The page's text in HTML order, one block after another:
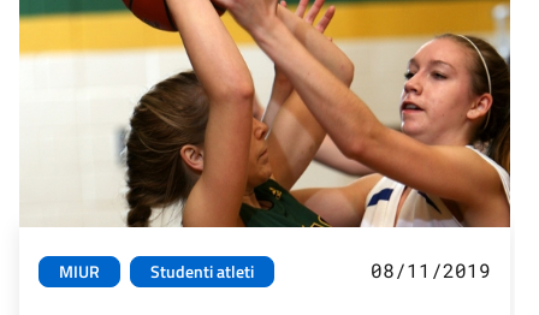
MIUR Studenti atleti 08/11/2019